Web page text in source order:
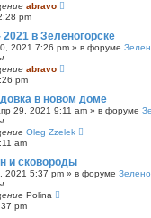
abravo
pm
в Зеленогорске
2021 7:26 pm » в форуме
abravo
pm
в новом доме
29, 2021 9:11 am » в форуме
Oleg Zzelek
am
и сковороды
2021 5:37 pm » в форуме
Polina
pm